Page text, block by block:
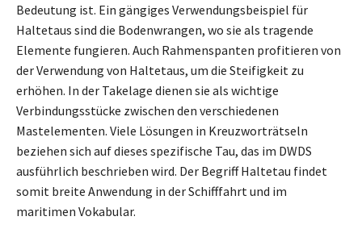
Bedeutung ist. Ein gängiges Verwendungsbeispiel für
Haltetaus sind die Bodenwrangen, wo sie als tragende
Elemente fungieren. Auch Rahmenspanten profitieren von
der Verwendung von Haltetaus, um die Steifigkeit zu
erhöhen. In der Takelage dienen sie als wichtige
Verbindungsstücke zwischen den verschiedenen
Mastelementen. Viele Lösungen in Kreuzworträtseln
beziehen sich auf dieses spezifische Tau, das im DWDS
ausführlich beschrieben wird. Der Begriff Haltetau findet
somit breite Anwendung in der Schifffahrt und im
maritimen Vokabular.